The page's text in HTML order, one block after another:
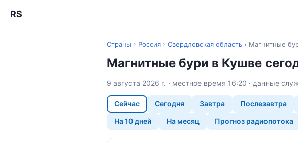
RS
Страны › Россия › Свердловская область › Магнитные
Магнитные бури в Кушве
9 августа 2026 г. · местное время 16:20 · данные
Сейчас Сегодня Завтра Послезавтра
На 10 дней
На месяц Прогноз радиопотока